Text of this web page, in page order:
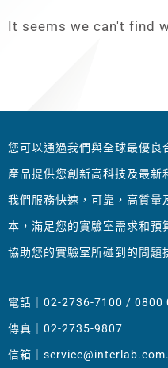
It seems we can't find
您可以通過我們與全球最優良
產品提供您創新高科技及最新
我們服務快速，可靠，高質量
本，滿足您的實驗室需求和預
協助您的實驗室所碰到的問題
電話｜02-2736-7100 / 0800
傳真｜02-2735-9807
信箱｜